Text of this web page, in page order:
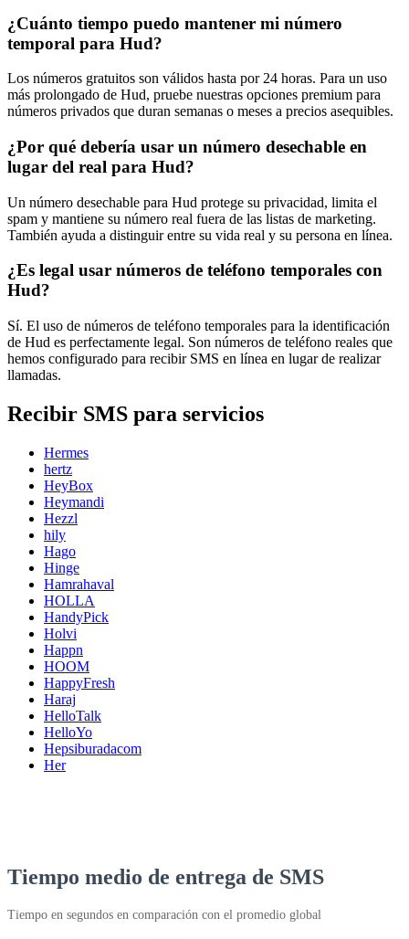
¿Cuánto tiempo puedo mantener mi número
temporal para Hud?
Los números gratuitos son válidos hasta por 24 horas. Para un uso
más prolongado de Hud, pruebe nuestras opciones premium para
números privados que duran semanas o meses a precios asequibles.
¿Por qué debería usar un número desechable en
lugar del real para Hud?
Un número desechable para Hud protege su privacidad, limita el
spam y mantiene su número real fuera de las listas de marketing.
También ayuda a distinguir entre su vida real y su persona en línea.
¿Es legal usar números de teléfono temporales con
Hud?
Sí. El uso de números de teléfono temporales para la identificación
de Hud es perfectamente legal. Son números de teléfono reales que
hemos configurado para recibir SMS en línea en lugar de realizar
llamadas.
Recibir SMS para servicios
Hermes
hertz
HeyBox
Heymandi
Hezzl
hily
Hago
Hinge
Hamrahaval
HOLLA
HandyPick
Holvi
Happn
HOOM
HappyFresh
Haraj
HelloTalk
HelloYo
Hepsiburadacom
Her
Tiempo medio de entrega de SMS
Tiempo en segundos en comparación con el promedio global